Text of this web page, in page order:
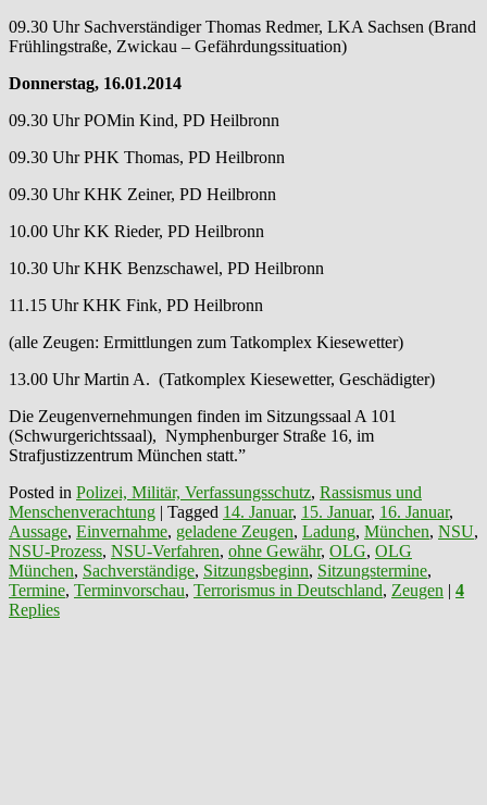
09.30 Uhr Sachverständiger Thomas Redmer, LKA Sachsen (Brand
Frühlingstraße, Zwickau – Gefährdungssituation)
Donnerstag, 16.01.2014
09.30 Uhr POMin Kind, PD Heilbronn
09.30 Uhr PHK Thomas, PD Heilbronn
09.30 Uhr KHK Zeiner, PD Heilbronn
10.00 Uhr KK Rieder, PD Heilbronn
10.30 Uhr KHK Benzschawel, PD Heilbronn
11.15 Uhr KHK Fink, PD Heilbronn
(alle Zeugen: Ermittlungen zum Tatkomplex Kiesewetter)
13.00 Uhr Martin A. (Tatkomplex Kiesewetter, Geschädigter)
Die Zeugenvernehmungen finden im Sitzungssaal A 101
(Schwurgerichtssaal), Nymphenburger Straße 16, im
Strafjustizzentrum München statt.”
Posted in Polizei, Militär, Verfassungsschutz, Rassismus und
Menschenverachtung | Tagged 14. Januar, 15. Januar, 16. Januar,
Aussage, Einvernahme, geladene Zeugen, Ladung, München, NSU,
NSU-Prozess, NSU-Verfahren, ohne Gewähr, OLG, OLG
München, Sachverständige, Sitzungsbeginn, Sitzungstermine,
Termine, Terminvorschau, Terrorismus in Deutschland, Zeugen | 4
Replies